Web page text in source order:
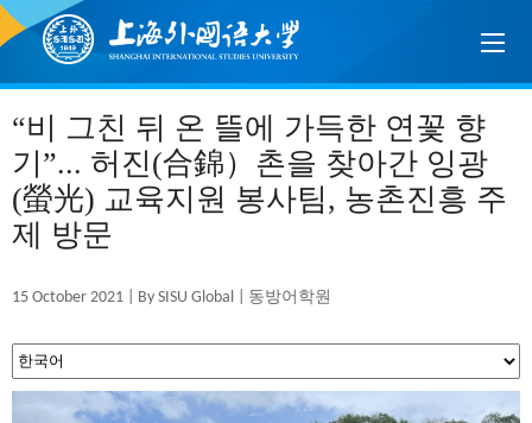
“비 그친 뒤 온 뜰에 가득한 연꽃 향
기”... 허진(合錦）촌을 찾아간 잉광
(螢光) 교육지원 봉사팀, 농촌진흥 주
제 방문
15 October 2021 | By SISU Global | 동방어학원